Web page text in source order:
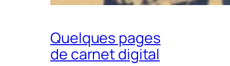
Quelques pages
de carnet digital